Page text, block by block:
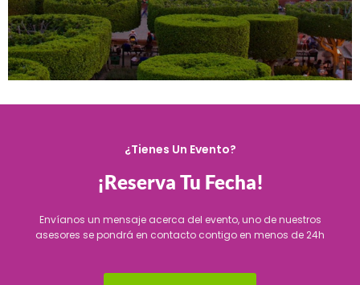
¿Tienes Un Evento?
¡Reserva Tu Fecha!
Envíanos un mensaje acerca del evento, uno de nuestros
asesores se pondrá en contacto contigo en menos de 24h